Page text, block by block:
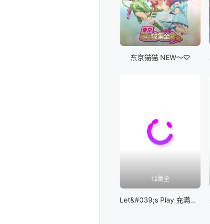
12集全
东京猫猫 NEW～♡
12集全
Let&#039;s Play 充满挑战的人生